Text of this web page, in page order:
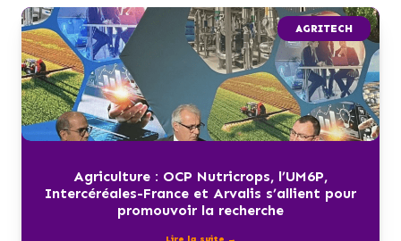
AGRITECH
Agriculture : OCP Nutricrops, l’UM6P,
Intercéréales-France et Arvalis s’allient pour
promouvoir la recherche